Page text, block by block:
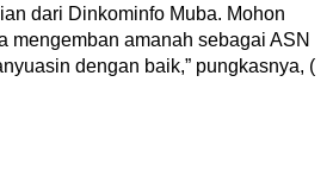
dari Dinkominfo Muba. Mohon
mengemban amanah sebagai ASN
dengan baik,” pungkasnya, (